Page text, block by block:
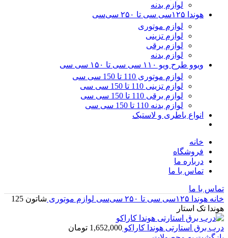
لوازم بدنه
هوندا ۱۲۵سی سی تا ۲۵۰ سی‌سی
لوازم موتوری
لوازم تزینی
لوازم برقی
لوازم بدنه
ویوو طرح ویو ۱۱۰ سی سی تا ۱۵۰ سی سی
لوازم موتوری 110 تا 150 سی سی
لوازم تزینی 110 تا 150 سی سی
لوازم برقی 110 تا 150 سی سی
لوازم بدنه 110 تا 150 سی سی
انواع باطری و لاستیک
خانه
فروشگاه
درباره ما
تماس با ما
تماس با ما
خانه هوندا ۱۲۵سی سی تا ۲۵۰ سی‌سی لوازم موتوری
شاتون 125
هوندا تک استار
درب برق استارتی هوندا کاراکو 1,652,000 تومان